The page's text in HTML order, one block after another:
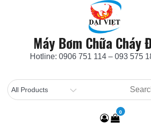
Máy Bơm Chữa Cháy
Hotline: 0906 751 114 – 093 575
0